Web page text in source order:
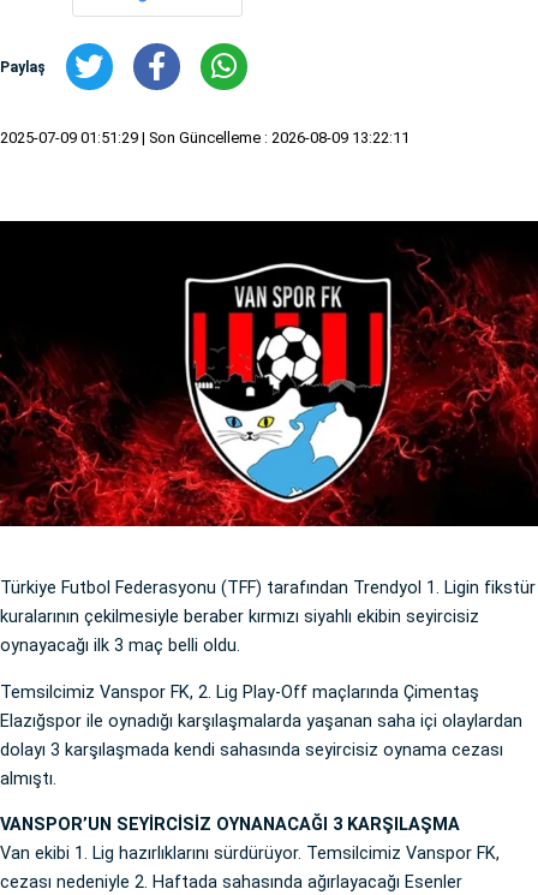
Paylaş
2025-07-09 01:51:29 | Son Güncelleme : 2026-08-09 13:22:11
Türkiye Futbol Federasyonu (TFF) tarafından Trendyol 1. Ligin fikstür
kuralarının çekilmesiyle beraber kırmızı siyahlı ekibin seyircisiz
oynayacağı ilk 3 maç belli oldu.
Temsilcimiz Vanspor FK, 2. Lig Play-Off maçlarında Çimentaş
Elazığspor ile oynadığı karşılaşmalarda yaşanan saha içi olaylardan
dolayı 3 karşılaşmada kendi sahasında seyircisiz oynama cezası
almıştı.
VANSPOR’UN SEYİRCİSİZ OYNANACAĞI 3 KARŞILAŞMA
Van ekibi 1. Lig hazırlıklarını sürdürüyor. Temsilcimiz Vanspor FK,
cezası nedeniyle 2. Haftada sahasında ağırlayacağı Esenler